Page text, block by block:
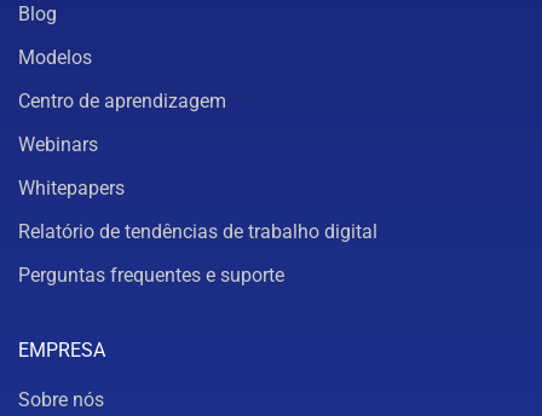
Blog
Modelos
Centro de aprendizagem
Webinars
Whitepapers
Relatório de tendências de trabalho digital
Perguntas frequentes e suporte
EMPRESA
Sobre nós